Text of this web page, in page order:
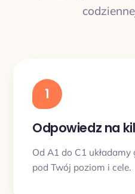
1
Odpowiedz na
Od A1 do C1
pod Twój poziom i cele.